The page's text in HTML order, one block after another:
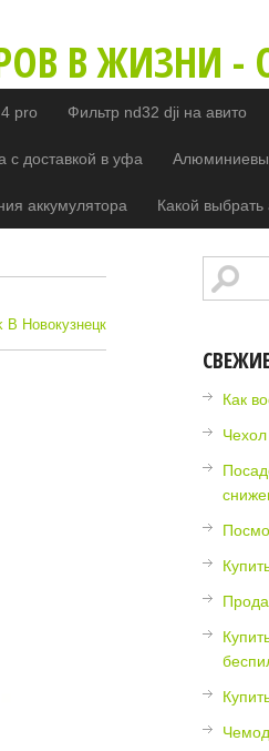
В ЖИЗНИ -
pro Фильтр nd32 dji на авито
с доставкой в уфа
аккумулятора Какой выбрать
В Новокузнецк
Как
Чехол